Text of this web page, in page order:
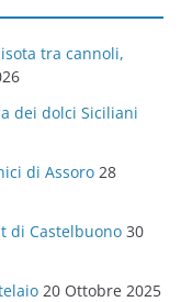
tra cannoli,
dei dolci Siciliani
di Assoro 28
di Castelbuono 30
20 Ottobre 2025